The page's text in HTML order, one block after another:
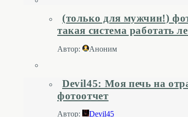
(только для мужчин!)
такая система работать
Автор: Аноним
Devil45: Моя печь на
фотоотчет
Автор: Devil45